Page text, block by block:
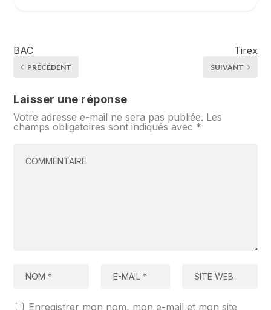
BAC
PRÉCÉDENT
Tirex
SUIVANT
Laisser une réponse
Votre adresse e-mail ne sera pas publiée. Les
champs obligatoires sont indiqués avec *
Enregistrer mon nom, mon e-mail et mon site